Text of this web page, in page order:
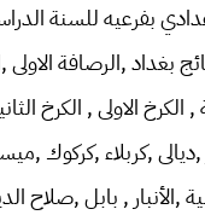
بغداد ,الرصافة الاولى
الكرخ الاولى , الكرخ
,كربلاء ,كركوك
,الأنبار , بابل ,صلاح